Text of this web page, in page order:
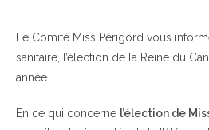
Le Comité Miss Périgord vous
sanitaire, l’élection de la Reine du
année.
En ce qui concerne l’élection de